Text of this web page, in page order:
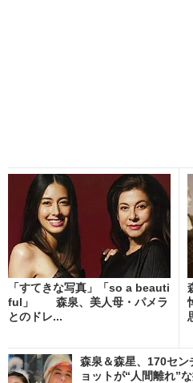
「すてきな写真」「so a beauti
ful」 森泉、美人母・パメラ
とのドレ...
森泉＆森星、170セ
ョットが“人間離れ”